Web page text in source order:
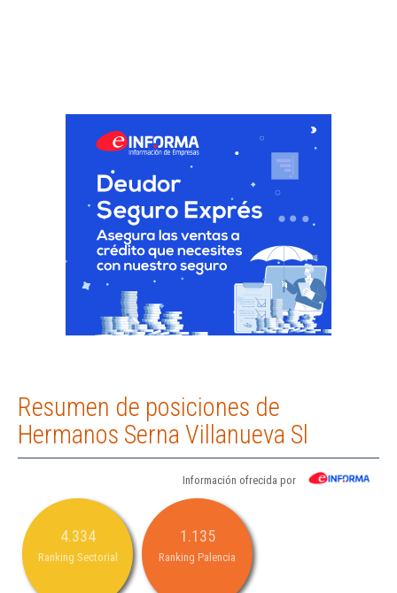
Resumen de posiciones de
Hermanos Serna Villanueva Sl
Información ofrecida por
4.334
Ranking Sectorial
1.135
Ranking Palencia